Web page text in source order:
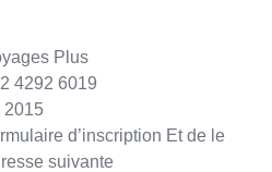
Plus
4292 6019
2015
d’inscription Et de le
suivante